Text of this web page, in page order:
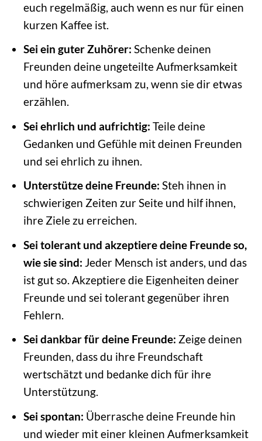
euch regelmäßig, auch wenn es nur für einen
kurzen Kaffee ist.
Sei ein guter Zuhörer: Schenke deinen
Freunden deine ungeteilte Aufmerksamkeit
und höre aufmerksam zu, wenn sie dir etwas
erzählen.
Sei ehrlich und aufrichtig: Teile deine
Gedanken und Gefühle mit deinen Freunden
und sei ehrlich zu ihnen.
Unterstütze deine Freunde: Steh ihnen in
schwierigen Zeiten zur Seite und hilf ihnen,
ihre Ziele zu erreichen.
Sei tolerant und akzeptiere deine Freunde so,
wie sie sind: Jeder Mensch ist anders, und das
ist gut so. Akzeptiere die Eigenheiten deiner
Freunde und sei tolerant gegenüber ihren
Fehlern.
Sei dankbar für deine Freunde: Zeige deinen
Freunden, dass du ihre Freundschaft
wertschätzt und bedanke dich für ihre
Unterstützung.
Sei spontan: Überrasche deine Freunde hin
und wieder mit einer kleinen Aufmerksamkeit